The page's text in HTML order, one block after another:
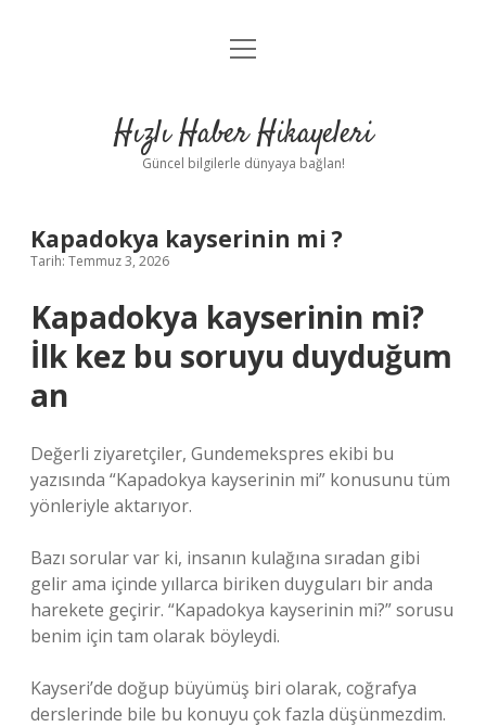
Anasayfa
Yasal Uyarı
menüyü
Hızlı Haber Hikayeleri
Güncel bilgilerle dünyaya bağlan!
Kapadokya kayserinin mi ?
Tarih: Temmuz 3, 2026
Kapadokya kayserinin mi?
İlk kez bu soruyu duyduğum
an
Değerli ziyaretçiler, Gundemekspres ekibi bu
yazısında “Kapadokya kayserinin mi” konusunu tüm
yönleriyle aktarıyor.
Bazı sorular var ki, insanın kulağına sıradan gibi
gelir ama içinde yıllarca biriken duyguları bir anda
harekete geçirir. “Kapadokya kayserinin mi?” sorusu
benim için tam olarak böyleydi.
Kayseri’de doğup büyümüş biri olarak, coğrafya
derslerinde bile bu konuyu çok fazla düşünmezdim.